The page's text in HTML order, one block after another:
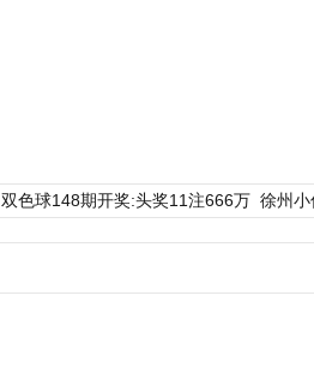
双色球148期开奖:头奖11注666万 徐州